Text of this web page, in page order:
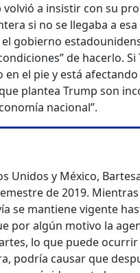
a insistir con su
si no se llegaba a esa
gobierno
de hacerlo. Si
el pie y está
plantea Trump son
nacional”.
Unidos y México,
de 2019.
se mantiene vigente
por algún motivo la
lo que puede
podría causar que